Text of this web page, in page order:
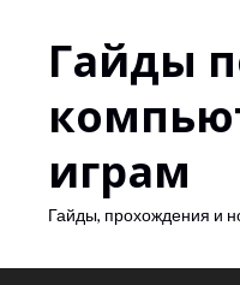
Гайды
играм
Гайды, прохождения и